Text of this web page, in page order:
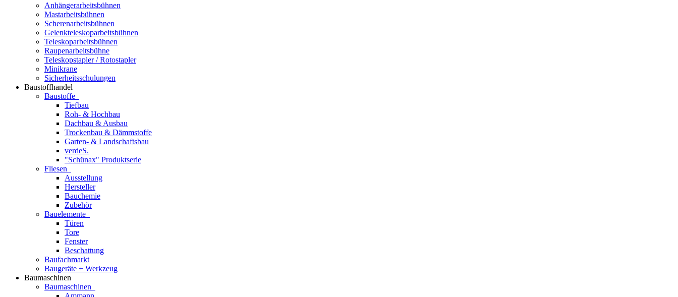
Anhängerarbeitsbühnen
Mastarbeitsbühnen
Scherenarbeitsbühnen
Gelenkteleskoparbeitsbühnen
Teleskoparbeitsbühnen
Raupenarbeitsbühne
Teleskopstapler / Rotostapler
Minikrane
Sicherheitsschulungen
Baustoffhandel
Baustoffe
Tiefbau
Roh- & Hochbau
Dachbau & Ausbau
Trockenbau & Dämmstoffe
Garten- & Landschaftsbau
verdeS.
"Schünax" Produktserie
Fliesen
Ausstellung
Hersteller
Bauchemie
Zubehör
Bauelemente
Türen
Tore
Fenster
Beschattung
Baufachmarkt
Baugeräte + Werkzeug
Baumaschinen
Baumaschinen